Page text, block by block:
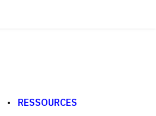
RESSOURCES